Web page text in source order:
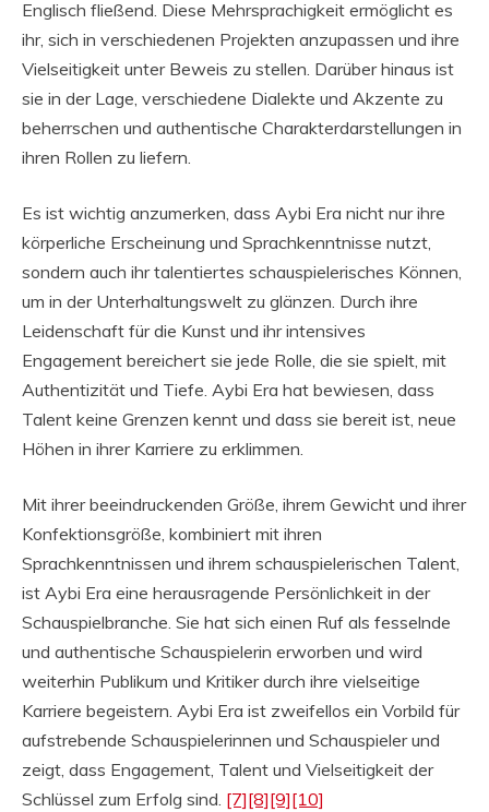
Englisch fließend. Diese Mehrsprachigkeit ermöglicht es
ihr, sich in verschiedenen Projekten anzupassen und ihre
Vielseitigkeit unter Beweis zu stellen. Darüber hinaus ist
sie in der Lage, verschiedene Dialekte und Akzente zu
beherrschen und authentische Charakterdarstellungen in
ihren Rollen zu liefern.
Es ist wichtig anzumerken, dass Aybi Era nicht nur ihre
körperliche Erscheinung und Sprachkenntnisse nutzt,
sondern auch ihr talentiertes schauspielerisches Können,
um in der Unterhaltungswelt zu glänzen. Durch ihre
Leidenschaft für die Kunst und ihr intensives
Engagement bereichert sie jede Rolle, die sie spielt, mit
Authentizität und Tiefe. Aybi Era hat bewiesen, dass
Talent keine Grenzen kennt und dass sie bereit ist, neue
Höhen in ihrer Karriere zu erklimmen.
Mit ihrer beeindruckenden Größe, ihrem Gewicht und ihrer
Konfektionsgröße, kombiniert mit ihren
Sprachkenntnissen und ihrem schauspielerischen Talent,
ist Aybi Era eine herausragende Persönlichkeit in der
Schauspielbranche. Sie hat sich einen Ruf als fesselnde
und authentische Schauspielerin erworben und wird
weiterhin Publikum und Kritiker durch ihre vielseitige
Karriere begeistern. Aybi Era ist zweifellos ein Vorbild für
aufstrebende Schauspielerinnen und Schauspieler und
zeigt, dass Engagement, Talent und Vielseitigkeit der
Schlüssel zum Erfolg sind. [7][8][9][10]